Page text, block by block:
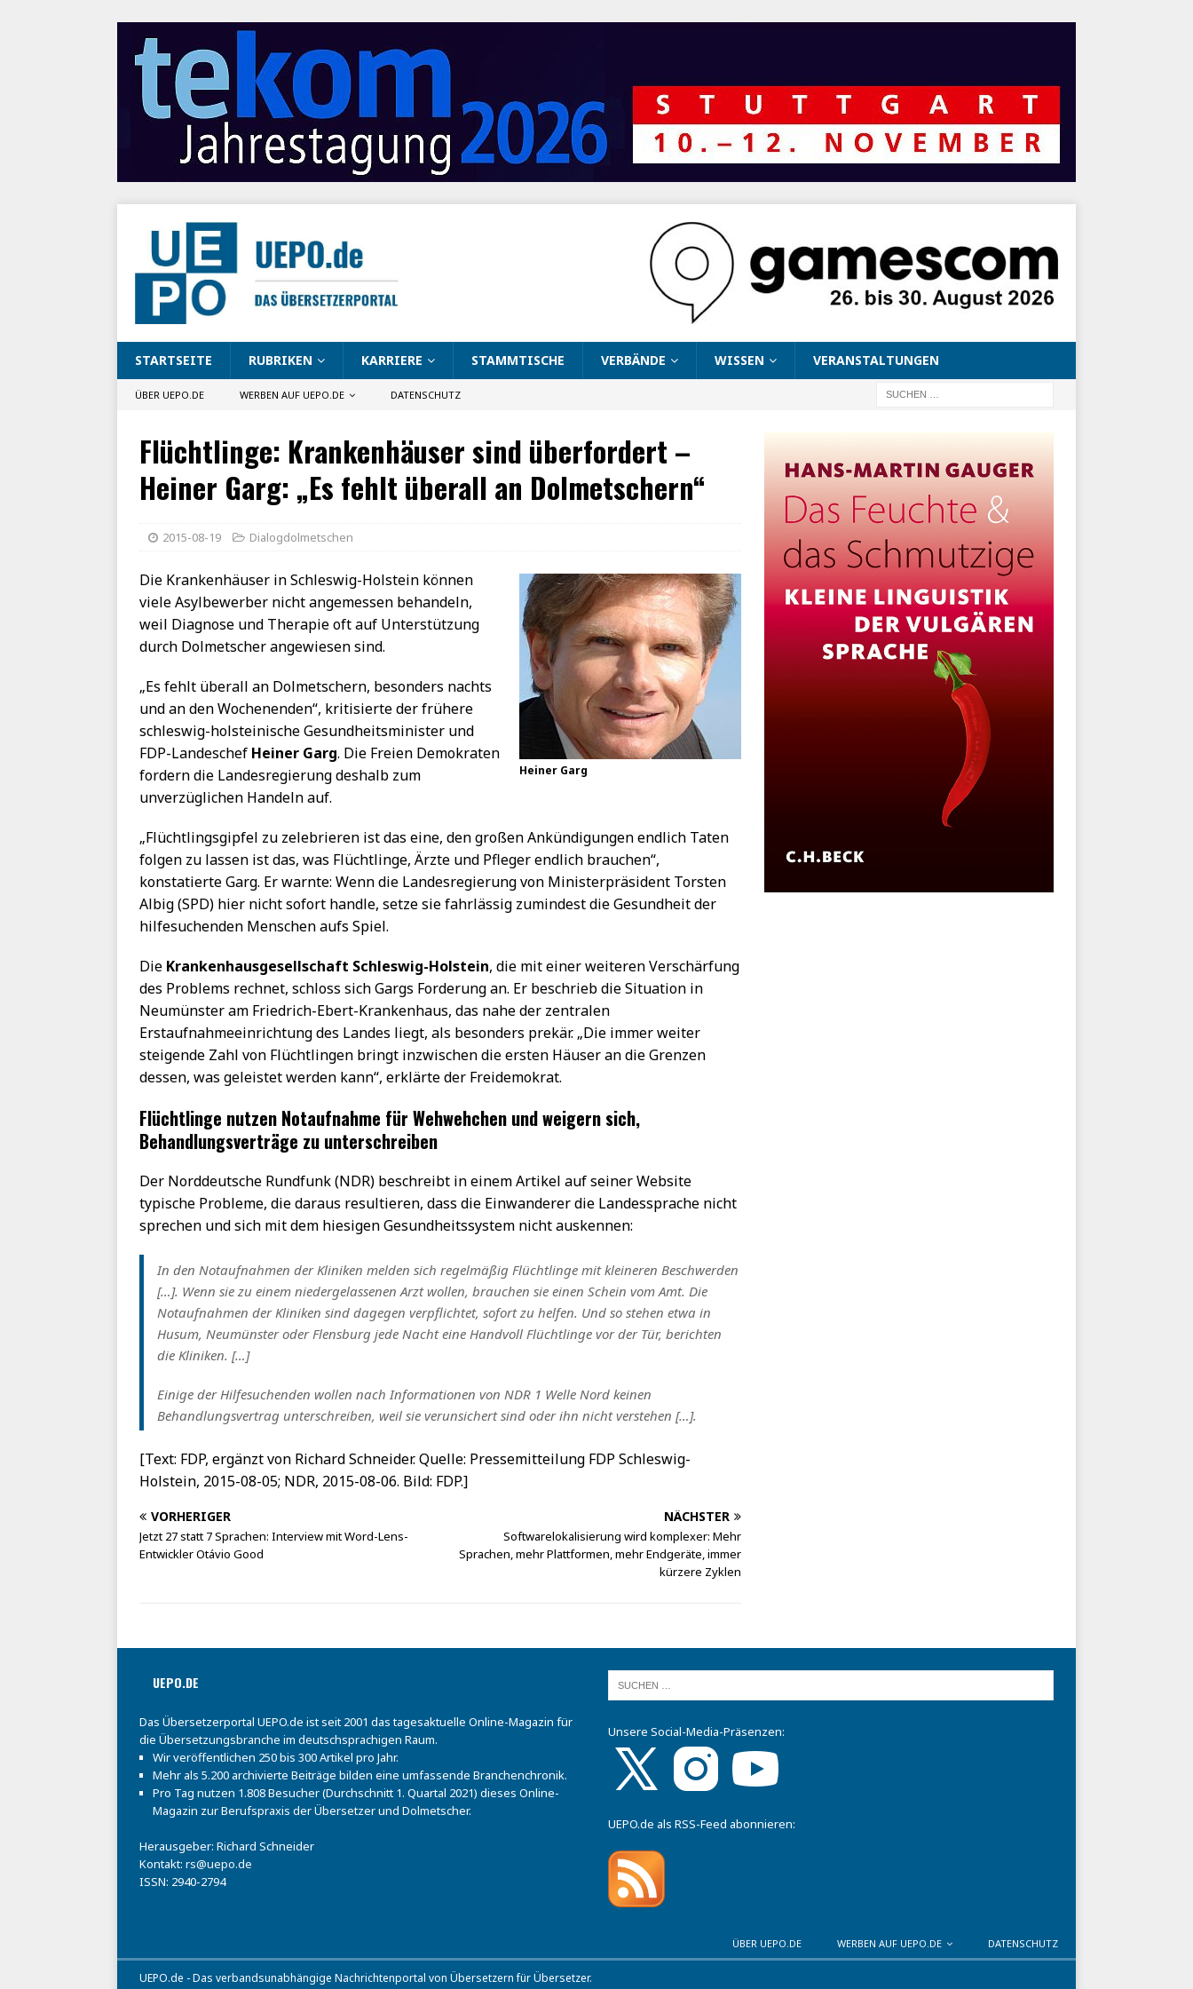
STARTSEITE RUBRIKEN KARRIERE STAMMTISCHE VERBÄNDE WISSEN VERANSTALTUNGEN
ÜBER UEPO.DE WERBEN AUF UEPO.DE DATENSCHUTZ
Flüchtlinge: Krankenhäuser sind überfordert –
Heiner Garg: „Es fehlt überall an Dolmetschern“
2015-08-19 Dialogdolmetschen
Heiner Garg
Die Krankenhäuser in Schleswig-Holstein können
viele Asylbewerber nicht angemessen behandeln,
weil Diagnose und Therapie oft auf Unterstützung
durch Dolmetscher angewiesen sind.
„Es fehlt überall an Dolmetschern, besonders nachts
und an den Wochenenden“, kritisierte der frühere
schleswig-holsteinische Gesundheitsminister und
FDP-Landeschef Heiner Garg. Die Freien Demokraten
fordern die Landesregierung deshalb zum
unverzüglichen Handeln auf.
„Flüchtlingsgipfel zu zelebrieren ist das eine, den großen Ankündigungen endlich Taten
folgen zu lassen ist das, was Flüchtlinge, Ärzte und Pfleger endlich brauchen“,
konstatierte Garg. Er warnte: Wenn die Landesregierung von Ministerpräsident Torsten
Albig (SPD) hier nicht sofort handle, setze sie fahrlässig zumindest die Gesundheit der
hilfesuchenden Menschen aufs Spiel.
Die Krankenhausgesellschaft Schleswig-Holstein, die mit einer weiteren Verschärfung
des Problems rechnet, schloss sich Gargs Forderung an. Er beschrieb die Situation in
Neumünster am Friedrich-Ebert-Krankenhaus, das nahe der zentralen
Erstaufnahmeeinrichtung des Landes liegt, als besonders prekär. „Die immer weiter
steigende Zahl von Flüchtlingen bringt inzwischen die ersten Häuser an die Grenzen
dessen, was geleistet werden kann“, erklärte der Freidemokrat.
Flüchtlinge nutzen Notaufnahme für Wehwehchen und weigern sich,
Behandlungsverträge zu unterschreiben
Der Norddeutsche Rundfunk (NDR) beschreibt in einem Artikel auf seiner Website
typische Probleme, die daraus resultieren, dass die Einwanderer die Landessprache nicht
sprechen und sich mit dem hiesigen Gesundheitssystem nicht auskennen:
In den Notaufnahmen der Kliniken melden sich regelmäßig Flüchtlinge mit kleineren Beschwerden
[…]. Wenn sie zu einem niedergelassenen Arzt wollen, brauchen sie einen Schein vom Amt. Die
Notaufnahmen der Kliniken sind dagegen verpflichtet, sofort zu helfen. Und so stehen etwa in
Husum, Neumünster oder Flensburg jede Nacht eine Handvoll Flüchtlinge vor der Tür, berichten
die Kliniken. […]
Einige der Hilfesuchenden wollen nach Informationen von NDR 1 Welle Nord keinen
Behandlungsvertrag unterschreiben, weil sie verunsichert sind oder ihn nicht verstehen […].
[Text: FDP, ergänzt von Richard Schneider. Quelle: Pressemitteilung FDP Schleswig-
Holstein, 2015-08-05; NDR, 2015-08-06. Bild: FDP.]
VORHERIGER
Jetzt 27 statt 7 Sprachen: Interview mit Word-Lens-
Entwickler Otávio Good
NÄCHSTER
Softwarelokalisierung wird komplexer: Mehr
Sprachen, mehr Plattformen, mehr Endgeräte, immer
kürzere Zyklen
UEPO.DE
Das Übersetzerportal UEPO.de ist seit 2001 das tagesaktuelle Online-Magazin für
die Übersetzungsbranche im deutschsprachigen Raum.
Wir veröffentlichen 250 bis 300 Artikel pro Jahr.
Mehr als 5.200 archivierte Beiträge bilden eine umfassende Branchenchronik.
Pro Tag nutzen 1.808 Besucher (Durchschnitt 1. Quartal 2021) dieses Online-
Magazin zur Berufspraxis der Übersetzer und Dolmetscher.
Herausgeber: Richard Schneider
Kontakt: rs@uepo.de
ISSN: 2940-2794
Unsere Social-Media-Präsenzen:
UEPO.de als RSS-Feed abonnieren:
ÜBER UEPO.DE WERBEN AUF UEPO.DE DATENSCHUTZ
UEPO.de - Das verbandsunabhängige Nachrichtenportal von Übersetzern für Übersetzer.